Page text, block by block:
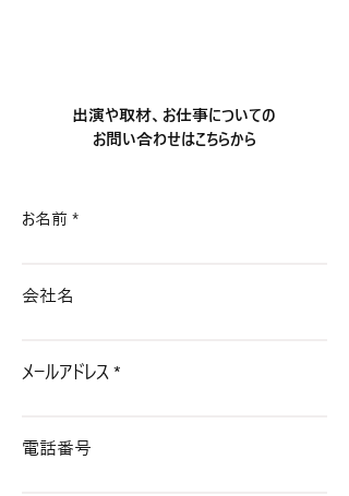
​出演や取材、お仕事についての
お問い合わせはこちらから
お名前
会社名
メールアドレス
電話番号